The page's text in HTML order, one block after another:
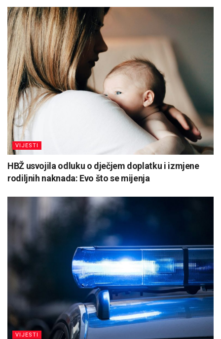
VIJESTI
HBŽ usvojila odluku o dječjem doplatku i izmjene
rodiljnih naknada: Evo što se mijenja
VIJESTI